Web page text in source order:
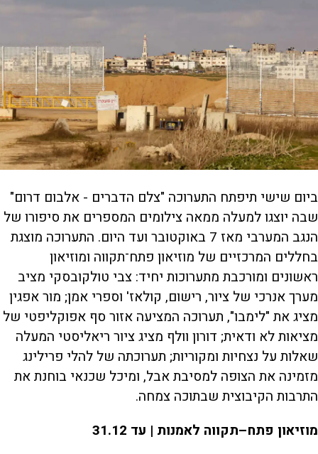
ביום שישי תיפתח התערוכה "צלם הדברים - אלבום דרום"
שבה יוצגו למעלה ממאה צילומים המספרים את סיפורו של
הנגב המערבי מאז 7 באוקטובר ועד היום. התערוכה מוצגת
בחללים המרכזיים של מוזיאון פתח־תקווה ומוזיאון
ראשונים ומורכבת מתערוכות יחיד: צבי טולקובסקי מציב
מערך אנרכי של ציור, רישום, קולאז' וספרי אמן; מור אפגין
מציג את "לימבו", תערוכה המציעה אזור סף אפוקליפטי של
מציאות לא ודאית; דורון וולף מציג ציור ריאליסטי המעלה
שאלות על נצחיות ומקוריות; תערוכתה של להלי פרילינג
מזמינה את הצופה למסיבת אבל, ומיכל שכנאי בוחנת את
התרבות הקיבוצית שבתוכה צמחה.
מוזיאון פתח–תקווה לאמנות | עד 31.12